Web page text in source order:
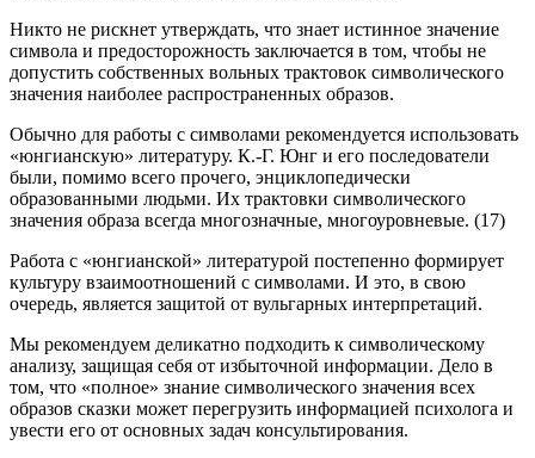
Никто не рискнет утверждать, что знает истинное значение
символа и предосторожность заключается в том, чтобы не
допустить собственных вольных трактовок символического
значения наиболее распространенных образов.
Обычно для работы с символами рекомендуется использовать
«юнгианскую» литературу. К.-Г. Юнг и его последователи
были, помимо всего прочего, энциклопедически
образованными людьми. Их трактовки символического
значения образа всегда многозначные, многоуровневые. (17)
Работа с «юнгианской» литературой постепенно формирует
культуру взаимоотношений с символами. И это, в свою
очередь, является защитой от вульгарных интерпретаций.
Мы рекомендуем деликатно подходить к символическому
анализу, защищая себя от избыточной информации. Дело в
том, что «полное» знание символического значения всех
образов сказки может перегрузить информацией психолога и
увести его от основных задач консультирования.